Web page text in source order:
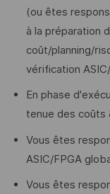
(ou êtes
à la préparation
coût/planning/
vérification
En phase
tenue des coûts
Vous êtes
ASIC/FPGA
Vous êtes